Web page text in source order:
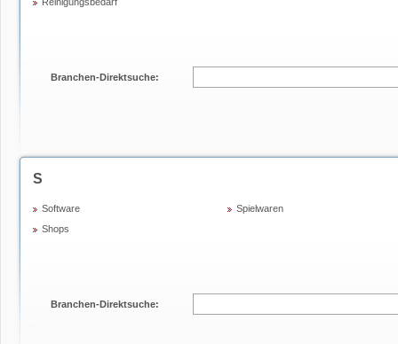
Branchen-Direktsuche:
S
Software
Shops
Spielwaren
Branchen-Direktsuche: